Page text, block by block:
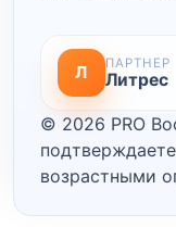
Л ПАРТНЕР
Литрес
© 2026 PRO
возрастными